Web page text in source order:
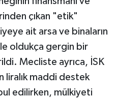
çıkan "etik"
ait arsa ve binaların
oldukça gergin bir
Mecliste ayrıca, İSK
liralık maddi destek
edilirken, mülkiyeti